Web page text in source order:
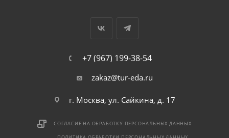
+7 (967) 199-38-54
zakaz@tur-eda.ru
г. Москва, ул. Сайкина, д. 17
СОГЛАСИЕ НА ОБРАБОТКУ ПЕРСОНАЛЬНЫХ ДАННЫХ